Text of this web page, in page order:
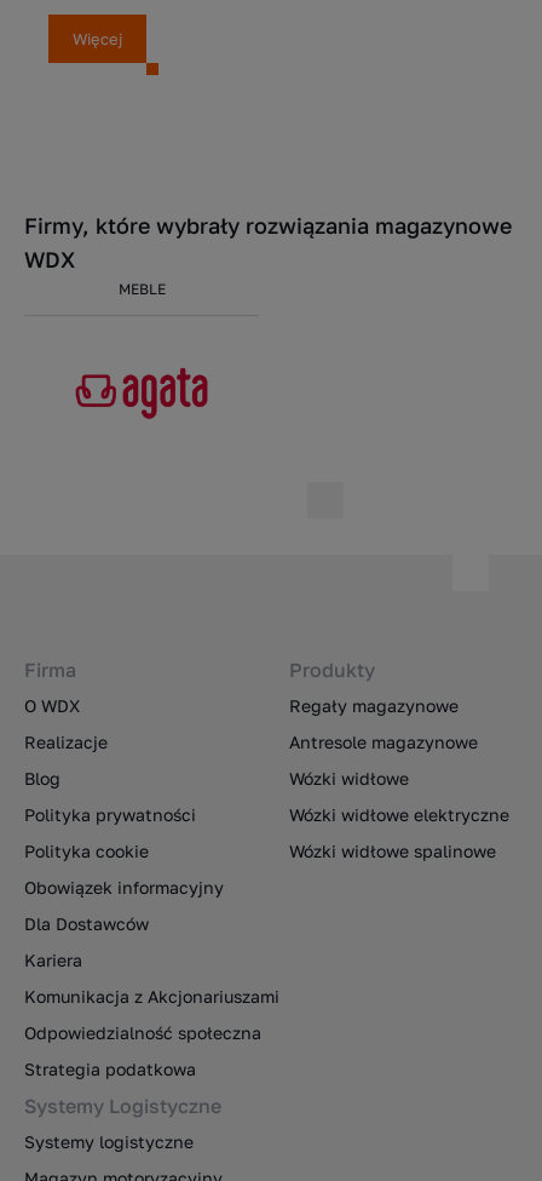
Więcej
Firmy, które wybrały rozwiązania magazynowe
WDX
MEBLE
Firma
O WDX
Realizacje
Blog
Polityka prywatności
Polityka cookie
Obowiązek informacyjny
Dla Dostawców
Kariera
Komunikacja z Akcjonariuszami
Odpowiedzialność społeczna
Strategia podatkowa
Produkty
Regały magazynowe
Antresole magazynowe
Wózki widłowe
Wózki widłowe elektryczne
Wózki widłowe spalinowe
Systemy Logistyczne
Systemy logistyczne